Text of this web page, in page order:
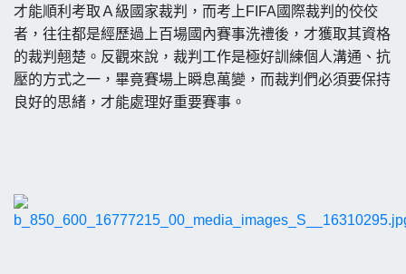
才能順利考取Ａ級國家裁判，而考上FIFA國際裁判的佼佼
者，往往都是經歷過上百場國內賽事洗禮後，才獲取其資格
的裁判翹楚。反觀來說，裁判工作是極好訓練個人溝通、抗
壓的方式之一，畢竟賽場上瞬息萬變，而裁判們必須要保持
良好的思緒，才能處理好重要賽事。